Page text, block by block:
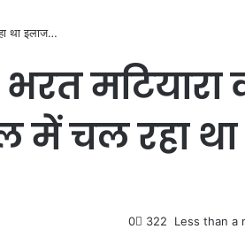
था इलाज…
मटियारा
में चल रहा था
0 322 Less than a